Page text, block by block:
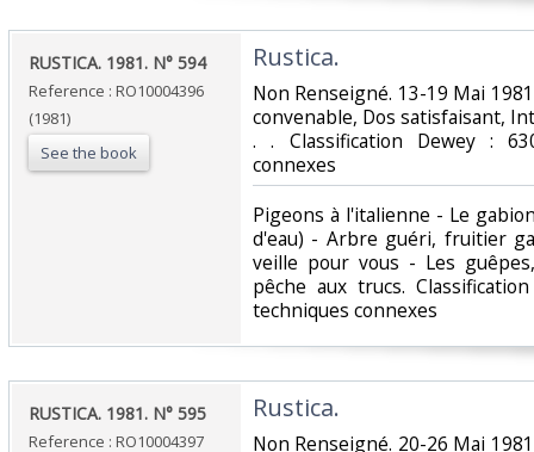
‎RUSTICA. 1981. N° 594‎
Reference : RO10004396
(1981)
See the book
‎Rustica.‎
‎Non Renseigné. 13-19 Mai
convenable, Dos satisfaisant,
. . Classification Dewey :
connexes‎
‎Pigeons à l'italienne - Le
d'eau) - Arbre guéri, fruitier
veille pour vous - Les
pêche aux trucs.
techniques connexes‎
‎RUSTICA. 1981. N° 595‎
Reference : RO10004397
‎Rustica.‎
‎Non Renseigné. 20-26 Mai